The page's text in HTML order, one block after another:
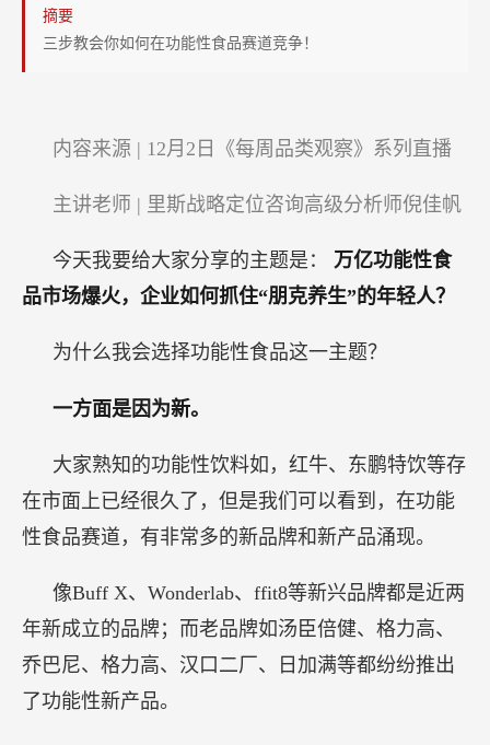
人？
摘要
三步教会你如何在功能性食品赛道竞争！
内容来源 | 12月2日《每周品类观察》系列直播
主讲老师 | 里斯战略定位咨询高级分析师倪佳帆
今天我要给大家分享的主题是： 万亿功能性食
品市场爆火，企业如何抓住“朋克养生”的年轻人？
为什么我会选择功能性食品这一主题？
一方面是因为新。
大家熟知的功能性饮料如，红牛、东鹏特饮等存
在市面上已经很久了，但是我们可以看到，在功能
性食品赛道，有非常多的新品牌和新产品涌现。
像Buff X、Wonderlab、ffit8等新兴品牌都是近两
年新成立的品牌；而老品牌如汤臣倍健、格力高、
乔巴尼、格力高、汉口二厂、日加满等都纷纷推出
了功能性新产品。